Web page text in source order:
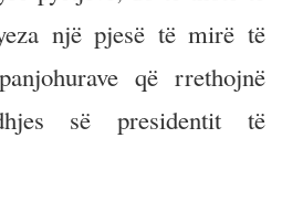
një pjesë të mirë të
që rrethojnë
së presidentit të